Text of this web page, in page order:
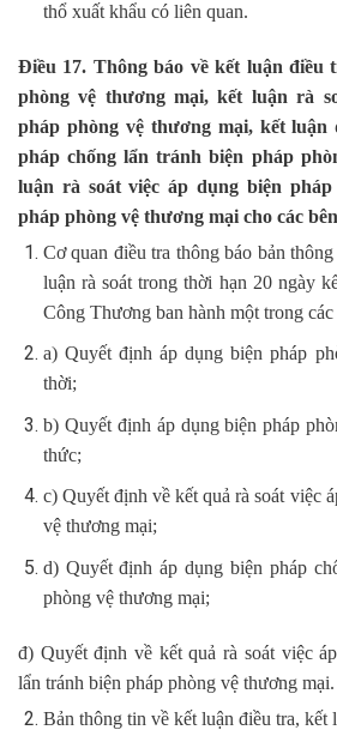
thổ xuất khẩu có liên quan.
Điều 17. Thông báo về kết luận điều
phòng vệ thương mại, kết luận rà
pháp phòng vệ thương mại, kết luận
pháp chống lẩn tránh biện pháp
luận rà soát việc áp dụng biện
pháp phòng vệ thương mại cho các
Cơ quan điều tra thông báo bản
luận rà soát trong thời hạn 20 ngày
Công Thương ban hành một trong
a) Quyết định áp dụng biện pháp
thời;
b) Quyết định áp dụng biện pháp
thức;
c) Quyết định về kết quả rà soát việc
vệ thương mại;
d) Quyết định áp dụng biện pháp
phòng vệ thương mại;
đ) Quyết định về kết quả rà soát việc
lẩn tránh biện pháp phòng vệ thương mại.
Bản thông tin về kết luận điều tra, kết